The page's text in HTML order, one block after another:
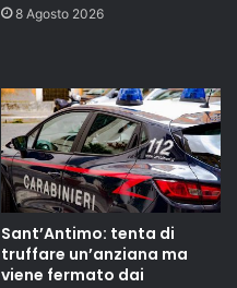
8 Agosto 2026
Sant’Antimo: tenta di
truffare un’anziana ma
viene fermato dai